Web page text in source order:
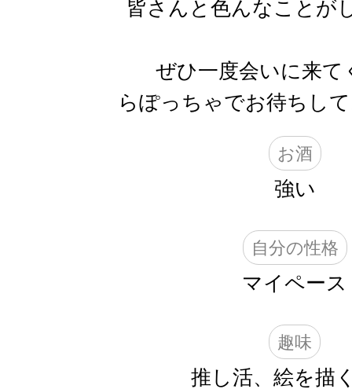
皆さんと色んなことが
ぜひ一度会いに来て
らぽっちゃでお待ちし
お酒
強い
自分の性格
マイペース
趣味
推し活、絵を描